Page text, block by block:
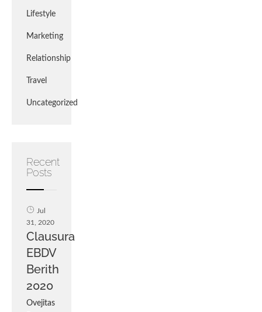
Lifestyle
Marketing
Relationship
Travel
Uncategorized
Recent
Posts
Jul
31, 2020
Clausura
EBDV
Berith
2020
Ovejitas